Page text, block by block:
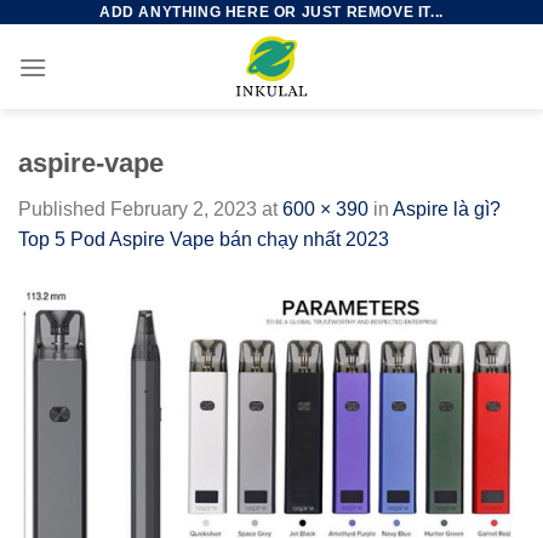
content
ADD ANYTHING HERE OR JUST REMOVE IT...
aspire-vape
Published February 2, 2023 at600 × 390 in Aspire là gì?
Top 5 Pod Aspire Vape bán chạy nhất 2023